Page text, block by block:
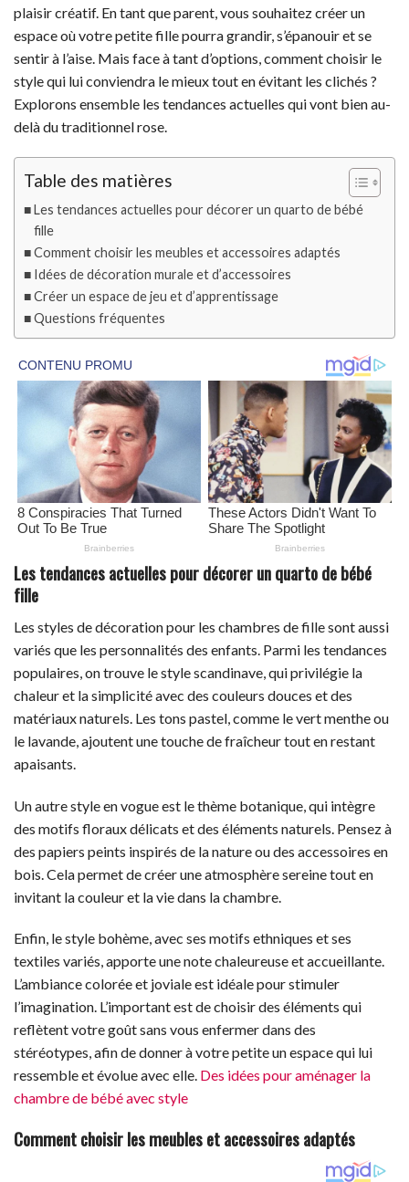
plaisir créatif. En tant que parent, vous souhaitez créer un
espace où votre petite fille pourra grandir, s’épanouir et se
sentir à l’aise. Mais face à tant d’options, comment choisir le
style qui lui conviendra le mieux tout en évitant les clichés ?
Explorons ensemble les tendances actuelles qui vont bien au-
delà du traditionnel rose.
Table des matières
Les tendances actuelles pour décorer un quarto de bébé
fille
Comment choisir les meubles et accessoires adaptés
Idées de décoration murale et d’accessoires
Créer un espace de jeu et d’apprentissage
Questions fréquentes
Les tendances actuelles pour décorer un quarto de bébé
fille
Les styles de décoration pour les chambres de fille sont aussi
variés que les personnalités des enfants. Parmi les tendances
populaires, on trouve le style scandinave, qui privilégie la
chaleur et la simplicité avec des couleurs douces et des
matériaux naturels. Les tons pastel, comme le vert menthe ou
le lavande, ajoutent une touche de fraîcheur tout en restant
apaisants.
Un autre style en vogue est le thème botanique, qui intègre
des motifs floraux délicats et des éléments naturels. Pensez à
des papiers peints inspirés de la nature ou des accessoires en
bois. Cela permet de créer une atmosphère sereine tout en
invitant la couleur et la vie dans la chambre.
Enfin, le style bohème, avec ses motifs ethniques et ses
textiles variés, apporte une note chaleureuse et accueillante.
L’ambiance colorée et joviale est idéale pour stimuler
l’imagination. L’important est de choisir des éléments qui
reflètent votre goût sans vous enfermer dans des
stéréotypes, afin de donner à votre petite un espace qui lui
ressemble et évolue avec elle. Des idées pour aménager la
chambre de bébé avec style
Comment choisir les meubles et accessoires adaptés